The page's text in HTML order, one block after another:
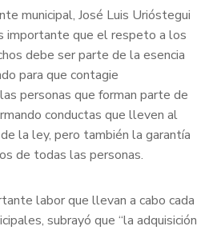
municipal, José Luis Urióstegui
importante que el respeto a los
debe ser parte de la esencia
para que contagie
personas que forman parte de
conductas que lleven al
la ley, pero también la garantía
de todas las personas.
labor que llevan a cabo cada
subrayó que “la adquisición